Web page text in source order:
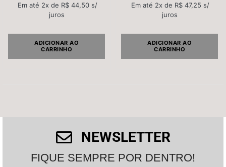
vez que eu comentar.
Em até 2x de R$44,50s/
juros
ADICIONAR AO
CARRINHO
Em até 2x de R$ 47,25 s/
juros
ADICIONAR AO
CARRINHO
NEWSLETTER
FIQUE SEMPRE POR DENTRO!